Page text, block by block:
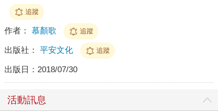
追蹤
作者： 慕顏歌 追蹤
出版社： 平安文化 追蹤
出版日： 2018/07/30
活動訊息